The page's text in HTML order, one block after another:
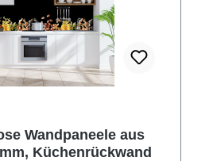
Wandpaneele aus
Küchenrückwand